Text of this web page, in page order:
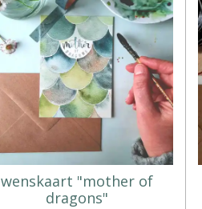
wenskaart "mother of
dragons"